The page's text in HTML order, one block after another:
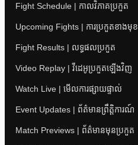
Fight Schedule | កាលវិភាគប្រកួត
Upcoming Fights | ការប្រកួតខាងមុខ
Fight Results | លទ្ធផលប្រកួត
Video Replay | វីដេអូប្រកួតឡើងវិញ
Watch Live | មើលការផ្សាយផ្ទាល់
Event Updates | ព័ត៌មានព្រឹត្តិការណ៍
Match Previews | ព័ត៌មានមុនប្រកួត